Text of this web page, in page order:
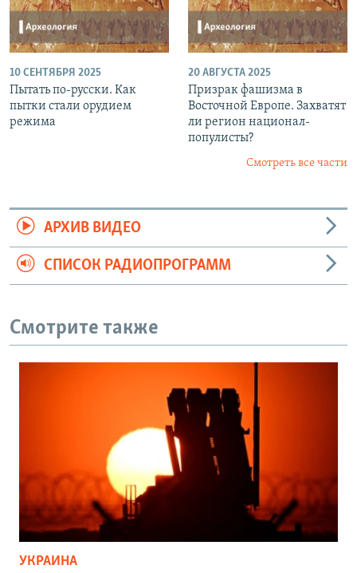
10 СЕНТЯБРЯ 2025
Пытать по-русски. Как
пытки стали орудием
режима
20 АВГУСТА 2025
Призрак фашизма в
Восточной Европе. Захватят
ли регион национал-
популисты?
Смотреть все части
АРХИВ ВИДЕО
СПИСОК РАДИОПРОГРАММ
Смотрите также
УКРАИНА